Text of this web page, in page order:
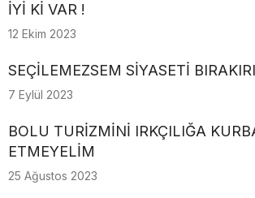
İYİ Kİ VAR !
12 Ekim 2023
SEÇİLEMEZSEM SİYASETİ
7 Eylül 2023
BOLU TURİZMİNİ IRKÇILIĞA
ETMEYELİM
25 Ağustos 2023